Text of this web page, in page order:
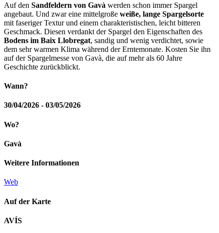
Auf den Sandfeldern von Gavà werden schon immer Spargel
angebaut. Und zwar eine mittelgroße weiße, lange Spargelsorte
mit faseriger Textur und einem charakteristischen, leicht bitteren
Geschmack. Diesen verdankt der Spargel den Eigenschaften des
Bodens im Baix Llobregat, sandig und wenig verdichtet, sowie
dem sehr warmen Klima während der Erntemonate. Kosten Sie ihn
auf der Spargelmesse von Gavà, die auf mehr als 60 Jahre
Geschichte zurückblickt.
Wann?
30/04/2026 - 03/05/2026
Wo?
Gavà
Weitere Informationen
Web
Auf der Karte
AVÍS